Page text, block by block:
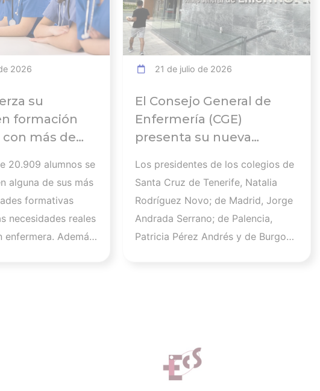
2026
su
formación
más de
2026
20.909 alumnos se
alguna de sus más
formativas
necesidades reales
enfermera. Además,
de ISFOS
21 de julio de 2026
El Consejo General de
Enfermería (CGE)
presenta su nueva
Pleno que lucharán por el
desarrollo de la profesión
en los próximos años
Los presidentes de los colegios de
Santa Cruz de Tenerife, Natalia
Rodríguez Novo; de Madrid, Jorge
Andrada Serrano; de Palencia,
Patricia Pérez Andrés y de Burgos,
parte, Sara Herrero Jaén, vocal el
Colegio de Enfermería de Madrid,
será la nueva secretaria general del